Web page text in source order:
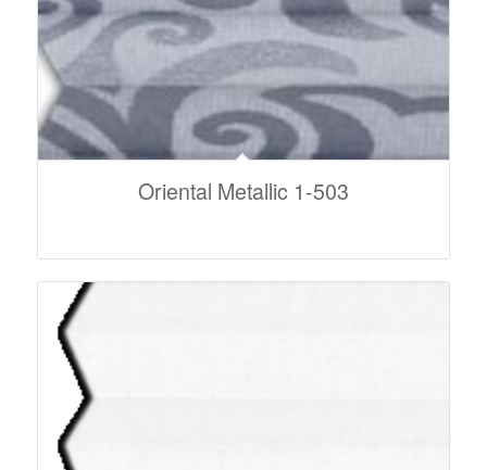
Oriental Metallic 1-503